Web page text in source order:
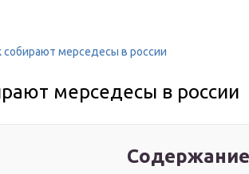
собирают мерседесы в россии
мерседесы в россии